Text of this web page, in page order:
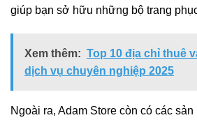
giúp bạn sở hữu những bộ trang
Xem thêm: Top 10 địa chỉ thuê
dịch vụ chuyên nghiệp 2025
Ngoài ra, Adam Store còn có các